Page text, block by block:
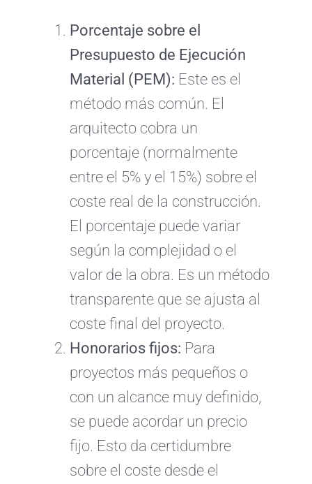
Porcentaje sobre el
Presupuesto de Ejecución
Material (PEM): Este es el
método más común. El
arquitecto cobra un
porcentaje (normalmente
entre el 5% y el 15%) sobre el
coste real de la construcción.
El porcentaje puede variar
según la complejidad o el
valor de la obra. Es un método
transparente que se ajusta al
coste final del proyecto.
Honorarios fijos: Para
proyectos más pequeños o
con un alcance muy definido,
se puede acordar un precio
fijo. Esto da certidumbre
sobre el coste desde el